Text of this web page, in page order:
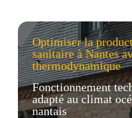
Optimiser la
sanitaire à Nantes
thermodynamique
Fonctionnement
adapté au climat
nantais